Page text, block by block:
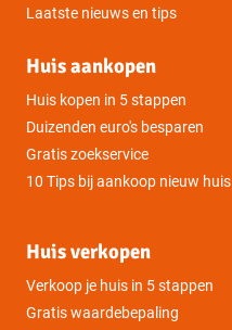
Laatste nieuws en tips
Huis aankopen
Huis kopen in 5 stappen
Duizenden euro's besparen
Gratis zoekservice
10 Tips bij aankoop nieuw huis
Huis verkopen
Verkoop je huis in 5 stappen
Gratis waardebepaling